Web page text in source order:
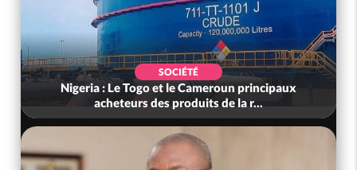
SOCIÉTÉ
Nigeria : Le Togo et le Cameroun principaux
acheteurs des produits de la r...